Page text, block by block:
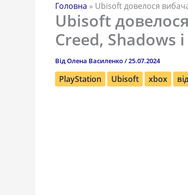
Головна » Ubisoft довелося
Ubisoft
Creed, Shadows
ВідОлена Василенко/25.07.2024
PlayStation Ubisoft xbox